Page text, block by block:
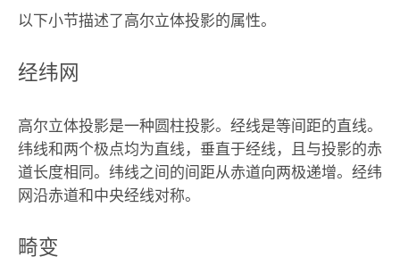
以下小节描述了高尔立体投影的属性。
经纬网
高尔立体投影是一种圆柱投影。经线是等间距的直线。
纬线和两个极点均为直线，垂直于经线，且与投影的赤
道长度相同。纬线之间的间距从赤道向两极递增。经纬
网沿赤道和中央经线对称。
畸变